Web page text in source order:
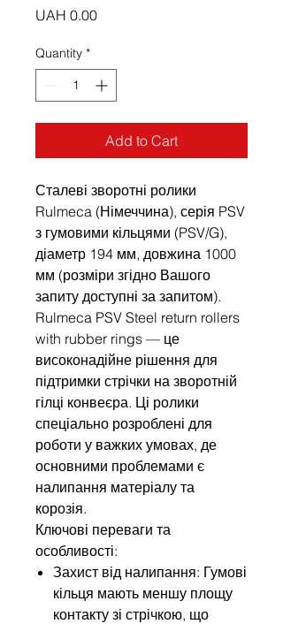
UAH 0.00Price
Quantity *
Add to Cart
Сталеві зворотні ролики
Rulmeca (Німеччина), серія PSV
з гумовими кільцями (PSV/G),
діаметр 194 мм, довжина 1000
мм (розміри згідно Вашого
запиту доступні за запитом).
Rulmeca PSV Steel return rollers
with rubber rings — це
високонадійне рішення для
підтримки стрічки на зворотній
гілці конвеєра. Ці ролики
спеціально розроблені для
роботи у важких умовах, де
основними проблемами є
налипання матеріалу та
корозія.
Ключові переваги та
особливості:
Захист від налипання: Гумові
кільця мають меншу площу
контакту зі стрічкою, що